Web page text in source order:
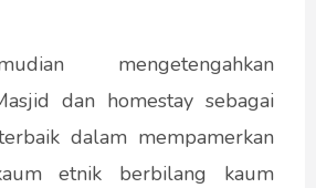
mengetengahkan
dan homestay sebagai
dalam mempamerkan
etnik berbilang kaum